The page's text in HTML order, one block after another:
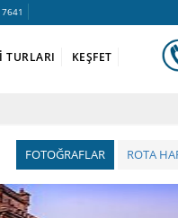
7641
TURLARI KEŞFET
ROTA
FOTOĞRAFLAR